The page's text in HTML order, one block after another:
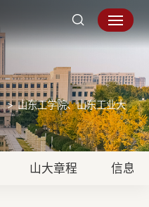
山东工学院、山东工业大
山大章程 信息